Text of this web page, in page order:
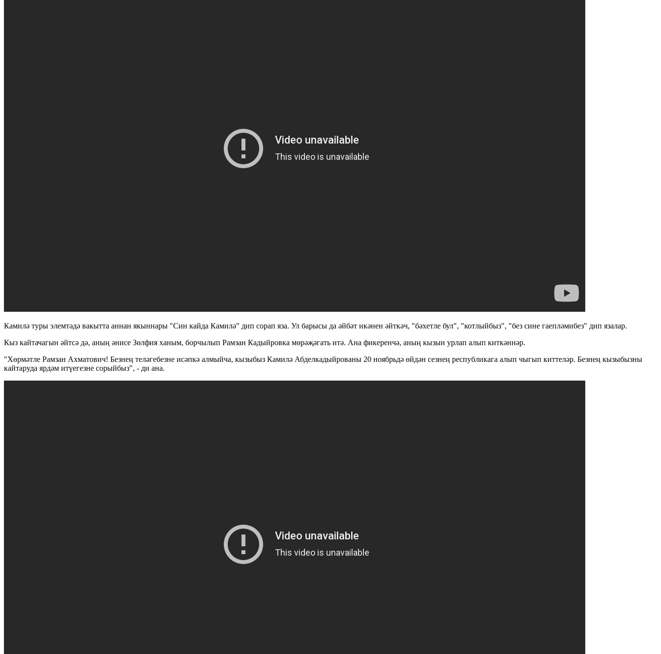
Камилә туры элемтәдә вакытта аннан якыннары "Син кайда Камилә" дип сорап яза. Ул барысы да әйбәт икәнен әйткәч, "бәхетле бул", "котлыйбыз", "без сине гаепләмибез" дип язалар.
Кыз кайтачагын әйтсә дә, аның әнисе Зөлфия ханым, борчылып Рамзан Кадыйровка мөрәҗәгать итә. Ана фикеренчә, аның кызын урлап алып киткәннәр.
"Хөрмәтле Рамзан Ахматович! Безнең теләгебезне исәпкә алмыйча, кызыбыз Камилә Абделкадыйрованы 20 ноябрьдә өйдән сезнең республикага алып чыгып киттеләр. Безнең кызыбызны
кайтаруда ярдәм итүегезне сорыйбыз", - ди ана.